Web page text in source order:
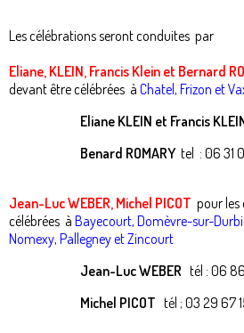
Les célébrations seront conduites par
Eliane, KLEIN, Francis Klein et Bernard
devant être célébrées à Chatel, Frizon et
Eliane KLEIN et Francis
Benard ROMARY tel : 06 31
Jean-Luc WEBER, Michel PICOT pour les
célébrées à Bayecourt, Domèvre-sur-
Nomexy, Pallegney et Zincourt
Jean-Luc WEBER tél : 06
Michel PICOT tél ; 03 29 67